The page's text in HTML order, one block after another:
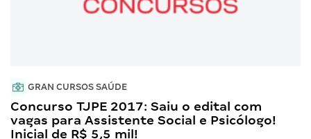
GRAN CURSOS SAÚDE
Concurso TJPE 2017: Saiu o edital com
vagas para Assistente Social e Psicólogo!
Inicial de R$ 5,5 mil!